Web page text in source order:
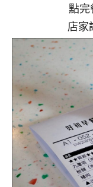
點
店家